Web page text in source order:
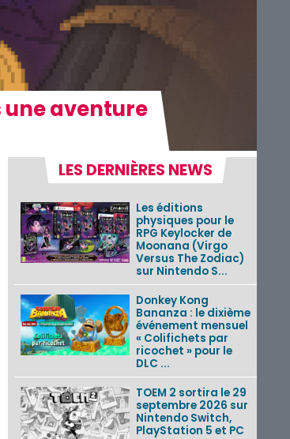
une aventure
LES DERNIÈRES NEWS
Les éditions
physiques pour le
RPG Keylocker de
Moonana (Virgo
Versus The Zodiac)
sur Nintendo S...
Donkey Kong
Bananza : le dixième
événement mensuel
« Colifichets par
ricochet » pour le
DLC ...
TOEM 2 sortira le 29
septembre 2026 sur
Nintendo Switch,
PlayStation 5 et PC